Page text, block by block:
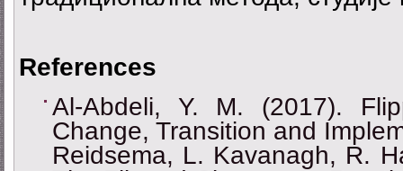
References
Al-Abdeli, Y. M. (2017).
Change, Transition and
Reidsema, L. Kavanagh, R.